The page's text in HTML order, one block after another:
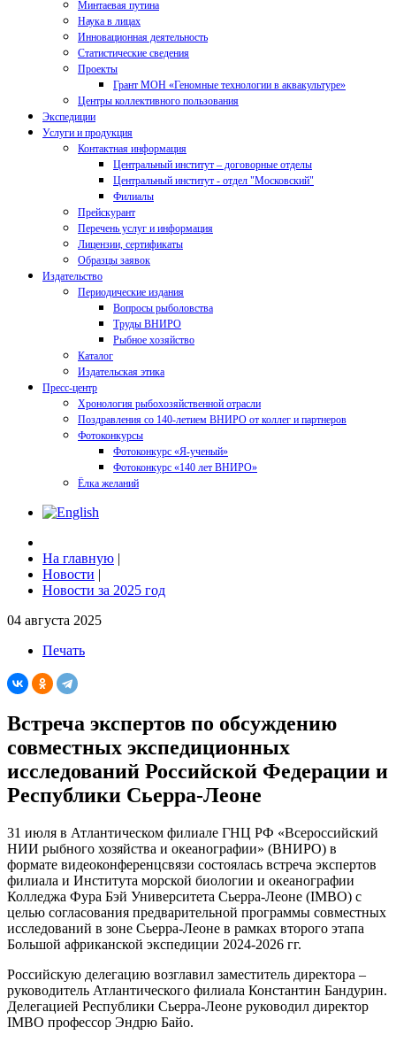
Минтаевая путина
Наука в лицах
Инновационная деятельность
Статистические сведения
Проекты
Грант МОН «Геномные технологии в аквакультуре»
Центры коллективного пользования
Экспедиции
Услуги и продукция
Контактная информация
Центральный институт – договорные отделы
Центральный институт - отдел "Московский"
Филиалы
Прейскурант
Перечень услуг и информация
Лицензии, сертификаты
Образцы заявок
Издательство
Периодические издания
Вопросы рыболовства
Труды ВНИРО
Рыбное хозяйство
Каталог
Издательская этика
Пресс-центр
Хронология рыбохозяйственной отрасли
Поздравления со 140-летием ВНИРО от коллег и партнеров
Фотоконкурсы
Фотоконкурс «Я-ученый»
Фотоконкурс «140 лет ВНИРО»
Ёлка желаний
На главную |
Новости |
Новости за 2025 год
04 августа 2025
Печать
Встреча экспертов по обсуждению
совместных экспедиционных
исследований Российской Федерации и
Республики Сьерра-Леоне
31 июля в Атлантическом филиале ГНЦ РФ «Всероссийский
НИИ рыбного хозяйства и океанографии» (ВНИРО) в
формате видеоконференцсвязи состоялась встреча экспертов
филиала и Института морской биологии и океанографии
Колледжа Фура Бэй Университета Сьерра-Леоне (IMBO) с
целью согласования предварительной программы совместных
исследований в зоне Сьерра-Леоне в рамках второго этапа
Большой африканской экспедиции 2024-2026 гг.
Российскую делегацию возглавил заместитель директора –
руководитель Атлантического филиала Константин Бандурин.
Делегацией Республики Сьерра-Леоне руководил директор
IMBO профессор Эндрю Байо.